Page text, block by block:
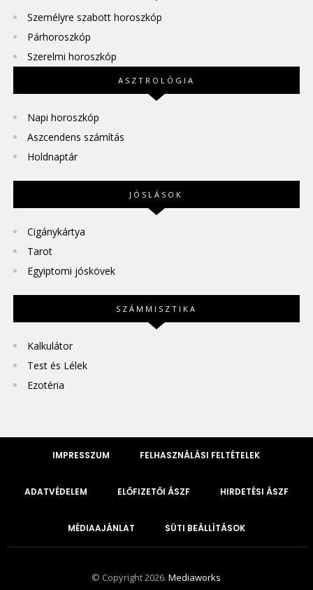
Személyre szabott horoszkóp
Párhoroszkóp
Szerelmi horoszkóp
ASZTROLÓGIA
Napi horoszkóp
Aszcendens számítás
Holdnaptár
JÓSLÁSOK
Cigánykártya
Tarot
Egyiptomi jóskövek
SZÁMMISZTIKA
Kalkulátor
Test és Lélek
Ezotéria
IMPRESSZUM FELHASZNÁLÁSI FELTÉTELEK
ADATVÉDELEM ELŐFIZETŐI ÁSZF HIRDETÉSI ÁSZF
MÉDIAAJÁNLAT SÜTI BEÁLLÍTÁSOK
© Copyright 2026.Mediaworks